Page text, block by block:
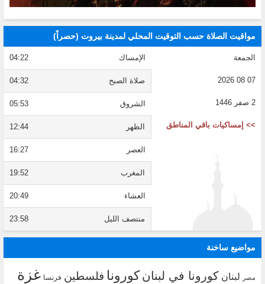
مواقيت الصلاة حسب التوقيت المحلي لمدينة بيروت (حصراً)
الجمعة
07 08 2026
2 صفر 1446
>> إمساكيات باقي المناطق
الإمساك 04:22
صلاة الصبح 04:32
الشروق 05:53
الظهر 12:44
العصر 16:27
المغرب 19:52
العشاء 20:49
منتصف الليل 23:58
مواضيع ساخنة
مصر لبنان كورونا في لبنانكورونا فلسطين فرنسا غزة